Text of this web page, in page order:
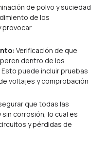
de polvo y suciedad
de los
provocar
Verificación de que
dentro de los
puede incluir pruebas
voltajes y comprobación
que todas las
corrosión, lo cual es
y pérdidas de